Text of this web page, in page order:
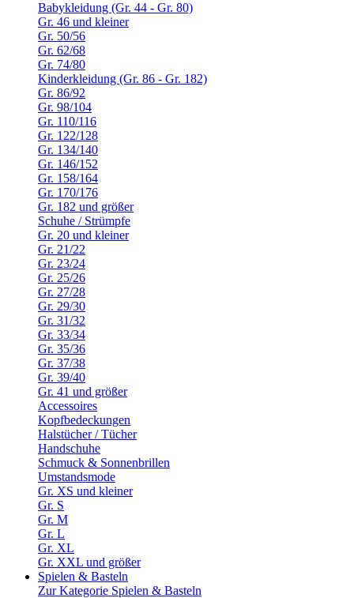
Babykleidung (Gr. 44 - Gr. 80)
Gr. 46 und kleiner
Gr. 50/56
Gr. 62/68
Gr. 74/80
Kinderkleidung (Gr. 86 - Gr. 182)
Gr. 86/92
Gr. 98/104
Gr. 110/116
Gr. 122/128
Gr. 134/140
Gr. 146/152
Gr. 158/164
Gr. 170/176
Gr. 182 und größer
Schuhe / Strümpfe
Gr. 20 und kleiner
Gr. 21/22
Gr. 23/24
Gr. 25/26
Gr. 27/28
Gr. 29/30
Gr. 31/32
Gr. 33/34
Gr. 35/36
Gr. 37/38
Gr. 39/40
Gr. 41 und größer
Accessoires
Kopfbedeckungen
Halstücher / Tücher
Handschuhe
Schmuck & Sonnenbrillen
Umstandsmode
Gr. XS und kleiner
Gr. S
Gr. M
Gr. L
Gr. XL
Gr. XXL und größer
Spielen & Basteln
Zur Kategorie Spielen & Basteln